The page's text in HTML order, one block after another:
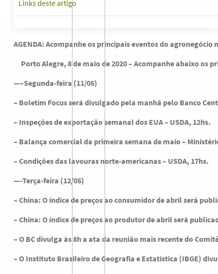
Links deste artigo
AGENDA: Acompanhe os principais eventos do agronegócio
Porto Alegre, 8 de maio de 2020 – Acompanhe abaixo os
—–Segunda-feira (11/05)
– Boletim Focus será divulgado pela manhã pelo Banco
– Inspeções de exportação semanal dos EUA – USDA, 12hs.
– Balança comercial da primeira semana de maio –
– Condições das lavouras norte-americanas – USDA, 17hs.
—-Terça-feira (12/05)
– China: O índice de preços ao consumidor de abril será
– China: O índice de preços ao produtor de abril será
– O BC divulga às 8h a ata da reunião mais recente do
– O Instituto Brasileiro de Geografia e Estatística (IBGE)